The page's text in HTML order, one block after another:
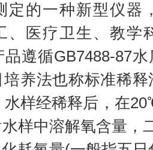
定的一种新型仪器
、医疗卫生、教学
遵循GB7488-87
养法也称标准稀
水样经稀释后，在
样中溶解氧含量，